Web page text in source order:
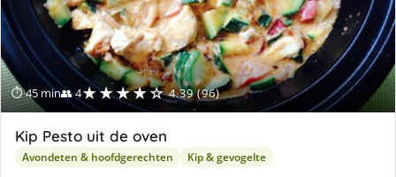
⏱ 45 min👥 4★★★★☆ 4.39 (96)
Kip Pesto uit de oven
Avondeten & hoofdgerechten Kip & gevogelte